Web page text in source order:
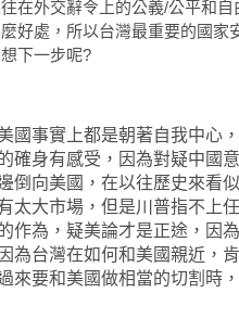
在外交辭令上的公義/公平和
好處，所以台灣最重要的國家
下一步呢?
國事實上都是朝著自我中心
確身有感受，因為對疑中國
倒向美國，在以往歷史來看
太大市場，但是川普指不上
作為，疑美論才是正途，因
為台灣在如何和美國親近，
來要和美國做相當的切割時